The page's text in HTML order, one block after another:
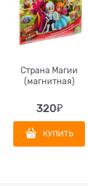
Страна Магии
(магнитная)
320₽
КУПИТЬ